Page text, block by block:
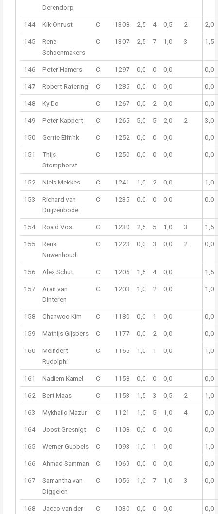
Derendorp
144 Kik Onrust C 1308 2,5 4 0,5 2 2,0
145
Rene
Schoenmakers
C 1307 2,5 7 1,0 3 1,5
146 Peter Hamers C 1297 0,0 0 0,0 0,0
147 Robert Ratering C 1285 0,0 0 0,0 0,0
148 Ky Do C 1267 0,0 2 0,0 0,0
149 Peter Kappert C 1265 5,0 5 2,0 2 3,0
150 Gerrie Elfrink C 1252 0,0 0 0,0 0,0
151
Thijs
Stomphorst
C 1250 0,0 0 0,0 0,0
152 Niels Mekkes C 1241 1,0 2 0,0 1,0
153
Richard van
Duijvenbode
C 1235 0,0 0 0,0 0,0
154 Roald Vos C 1230 2,5 5 1,0 3 1,5
155
Rens
Nuwenhoud
C 1223 0,0 3 0,0 2 0,0
156 Alex Schut C 1206 1,5 4 0,0 1,5
157
Aran van
Dinteren
C 1203 1,0 2 0,0 1,0
158 Chanwoo Kim C 1180 0,0 1 0,0 0,0
159 Mathijs Gijsbers C 1177 0,0 2 0,0 0,0
160
Meindert
Rudolphi
C 1165 1,0 1 0,0 1,0
161 Nadiem Kamel C 1158 0,0 0 0,0 0,0
162 Bert Maas C 1153 1,5 3 0,5 2 1,0
163 Mykhailo Mazur C 1121 1,0 5 1,0 4 0,0
164 Joost Gresnigt C 1108 0,0 0 0,0 0,0
165 Werner Gubbels C 1093 1,0 1 0,0 1,0
166 Ahmad Samman C 1069 0,0 0 0,0 0,0
167
Samantha van
Diggelen
C 1056 1,0 7 1,0 3 0,0
168
Jacco van der
C 1030 0,0 0 0,0 0,0